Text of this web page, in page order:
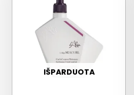
IŠPARDUOTA